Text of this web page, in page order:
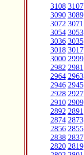
3108 3107
3090 3089
3072 3071
3054 3053
3036 3035
3018 3017
3000 2999
2982 2981
2964 2963
2946 2945
2928 2927
2910 2909
2892 2891
2874 2873
2856 2855
2838 2837
2820 2819